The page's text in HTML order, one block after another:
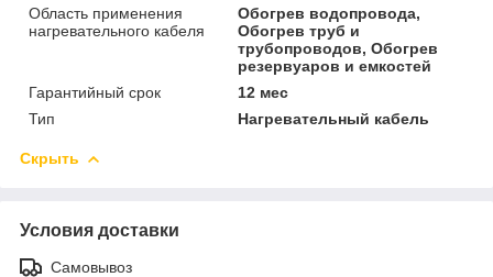
Область применения
нагревательного кабеля
Обогрев водопровода,
Обогрев труб и
трубопроводов, Обогрев
резервуаров и емкостей
Гарантийный срок
12 мес
Тип
Нагревательный кабель
Скрыть
Условия доставки
Самовывоз